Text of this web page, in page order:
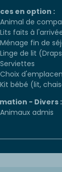
en option :
Animal de
Lits faits à
Ménage fin de
Linge de lit
Serviettes
Choix
Kit bébé (lit,
- Divers :
Animaux admis